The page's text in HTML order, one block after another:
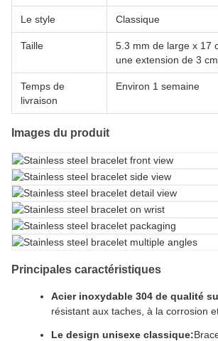
Le style Classique
Taille
5.3 mm de large x 17
une extension de 3
Temps de
livraison
Environ 1 semaine
Images du produit
Principales caractéristiques
Acier inoxydable 304 de qualité
résistant aux taches, à la corrosion
Le design unisexe classique: